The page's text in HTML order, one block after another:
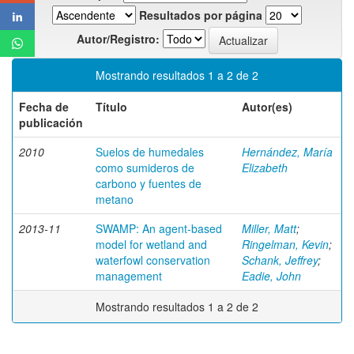
Resultados por página
Autor/Registro:
Mostrando resultados 1 a 2 de 2
Fecha de
publicación
Título Autor(es)
2010
Suelos de humedales
como sumideros de
carbono y fuentes de
metano
Hernández, María
Elizabeth
2013-11
SWAMP: An agent-based
model for wetland and
waterfowl conservation
management
Miller, Matt;
Ringelman, Kevin;
Schank, Jeffrey;
Eadie, John
Mostrando resultados 1 a 2 de 2